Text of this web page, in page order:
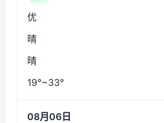
优
晴
晴
19°~33°
08月06日